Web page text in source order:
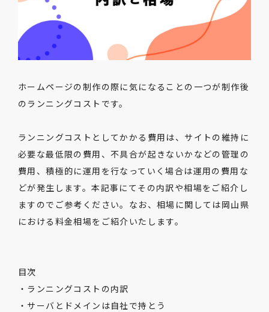
ホームページの制作の際に気になることの一つが制作後
のランニングコストです。
ランニングコストとしてかかる費用は、サイトの維持に
必要な最低限の費用、不具合が起きないかなどの管理の
費用、積極的に運用を行なっていく場合は運用の費用な
どが発生します。本記事にてその内訳や相場をご紹介し
ますのでご参考ください。なお、相場に関しては岡山県
における料金相場をご紹介いたします。
目次
・ランニングコストの内訳
・サーバとドメインは自社で持とう